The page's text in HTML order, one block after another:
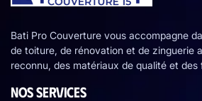
Bati Pro Couverture vous accompagne
de toiture, de rénovation et de zinguerie
reconnu, des matériaux de qualité et des
NOS SERVICES